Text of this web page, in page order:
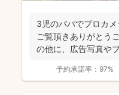
3児のパパでプロカ
ご覧頂きありがとう
の他に、広告写真や
予約承諾率： 97%